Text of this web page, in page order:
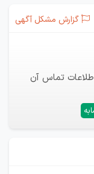
گزارش مشکل آگهی
تماس آن